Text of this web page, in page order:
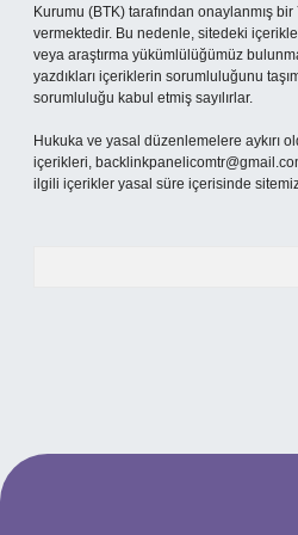
Kurumu (BTK) tarafından onaylanmış
vermektedir. Bu nedenle, sitedeki
veya araştırma yükümlülüğümüz
yazdıkları içeriklerin sorumluluğunu
sorumluluğu kabul etmiş sayılırlar.
Hukuka ve yasal düzenlemelere aykırı
içerikleri,
ilgili içerikler yasal süre içerisinde